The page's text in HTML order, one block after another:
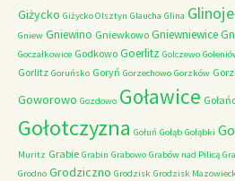
Giżycko Giżycko Olsztyn Glaucha Glina
Gniew Gniewino Gniewkowo Gniewniewice
Goczałkowice Godkowo Goerlitz Golczewo
Gorlitz Goruńsko Goryń Gorzechowo Gorzków
Goworowo Gozdowo Goławice
Gołotczyzna Gołuń Gołąb Gołąbki
Muritz Grabie Grabin Grabowo Grabów nad Pilicą
Grodno Grodziczno Grodzisk Grodzisk